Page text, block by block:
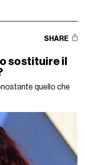
SHARE
sostituire il
quello che